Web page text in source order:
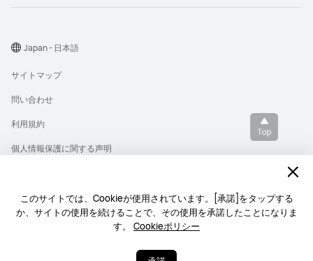
このサイトでは、Cookieが使用されています。[承諾]をタップする
か、サイトの使用を続けることで、その使用を承諾したことになりま
す。 Cookieポリシー
Copyright © 1998-2026 Huawei Device Co., Ltd. All rights reserved.
サイトマップ
問い合わせ
利用規約
個人情報保護に関する声明
クッキー
Japan - 日本語